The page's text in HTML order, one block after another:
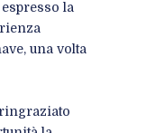
la
una volta